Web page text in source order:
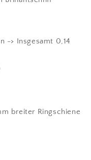
-> Insgesamt 0,14
breiter Ringschiene